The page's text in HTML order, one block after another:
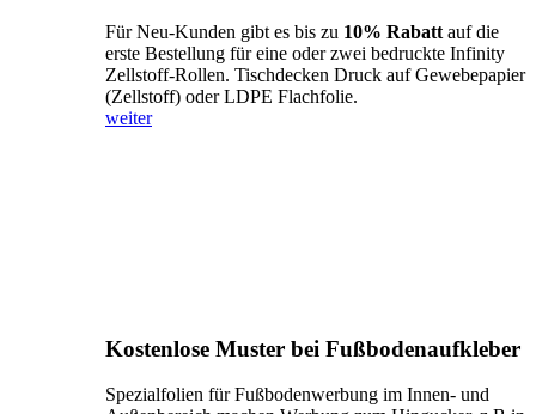
Für Neu-Kunden gibt es bis zu 10% Rabatt auf die
erste Bestellung für eine oder zwei bedruckte Infinity
Zellstoff-Rollen. Tischdecken Druck auf Gewebepapier
(Zellstoff) oder LDPE Flachfolie.
weiter
Kostenlose Muster bei Fußbodenaufkleber
Spezialfolien für Fußbodenwerbung im Innen- und